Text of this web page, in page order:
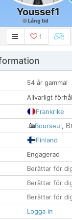
Youssef1
Lång tid
1
54 år gammal
Allvarligt
Frankrike
Bourseul,
Finland
Engagerad
Berättar för
Berättar för
Berättar för
Logga in